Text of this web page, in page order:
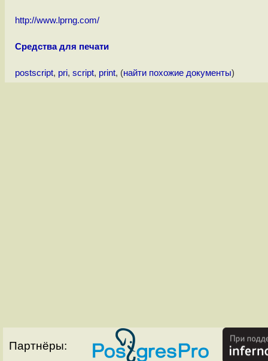
http://www.lprng.com/
Средства для печати
postscript, pri, script, print, (найти похожие документы)
Партнёры: